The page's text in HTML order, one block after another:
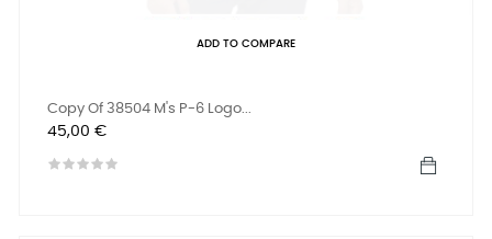
ADD TO COMPARE
Copy Of 38504 M's P-6 Logo...
Precio
45,00 €